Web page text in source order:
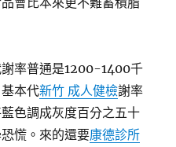
率普通是1200-1400千
本代新竹 成人健檢謝率
色調成灰度百分之五十
慌。來的還要康德診所